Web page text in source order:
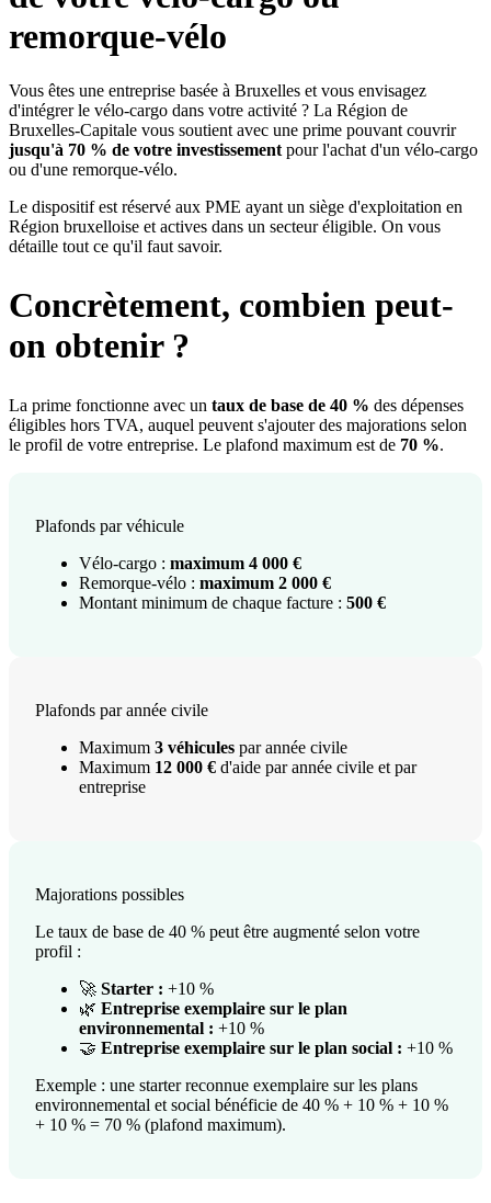
remorque-vélo
Vous êtes une entreprise basée à Bruxelles et vous envisagez
d'intégrer le vélo-cargo dans votre activité ? La Région de
Bruxelles-Capitale vous soutient avec une prime pouvant couvrir
jusqu'à 70 % de votre investissement pour l'achat d'un vélo-cargo
ou d'une remorque-vélo.
Le dispositif est réservé aux PME ayant un siège d'exploitation en
Région bruxelloise et actives dans un secteur éligible. On vous
détaille tout ce qu'il faut savoir.
Concrètement, combien peut-
on obtenir ?
La prime fonctionne avec un taux de base de 40 % des dépenses
éligibles hors TVA, auquel peuvent s'ajouter des majorations selon
le profil de votre entreprise. Le plafond maximum est de 70 %.
Plafonds par véhicule
Vélo-cargo : maximum 4 000 €
Remorque-vélo : maximum 2 000 €
Montant minimum de chaque facture : 500 €
Plafonds par année civile
Maximum 3 véhicules par année civile
Maximum 12 000 € d'aide par année civile et par
entreprise
Majorations possibles
Le taux de base de 40 % peut être augmenté selon votre
profil :
🚀 Starter : +10 %
🌿 Entreprise exemplaire sur le plan
environnemental : +10 %
🤝 Entreprise exemplaire sur le plan social : +10 %
Exemple : une starter reconnue exemplaire sur les plans
environnemental et social bénéficie de 40 % + 10 % + 10 %
+ 10 % = 70 % (plafond maximum).